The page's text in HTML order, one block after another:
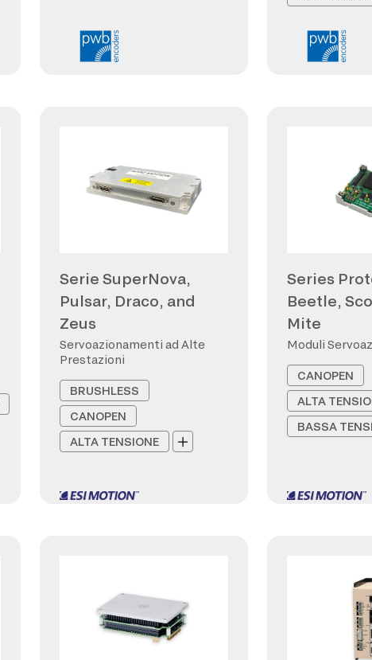
Serie SuperNova,
Pulsar, Draco, and
Zeus
Servoazionamenti ad Alte
Prestazioni
BRUSHLESS
CANOPEN
ALTA TENSIONE
Series
Beetle,
Mite
Moduli
CANOPEN
ALTA
BASSA